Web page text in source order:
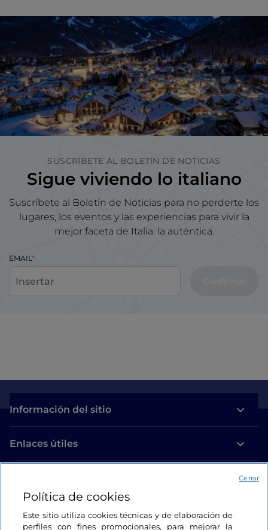
SUSCRÍBETE AL BOLETÍN DE NOTICIAS
Sigue viviendo lo italiano
Suscríbete al Boletín de Noticias para no perderte los
lugares, los eventos y las experiencias para vivir la
mejor faceta de Italia: la auténtica.
EMAIL
Información del sitio
Enlaces útiles
Estamos en contacto
Política de cookies
Este sitio utiliza cookies técnicas y de elaboración de
perfiles con fines promocionales, para mejorar la
Cerrar